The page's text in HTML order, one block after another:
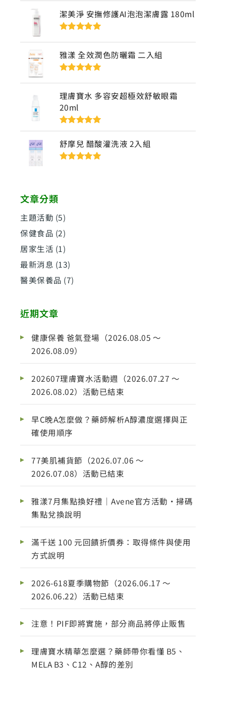
5
潔美淨 安撫修護AI泡泡潔膚露 180ml
5
雅漾 全效潤色防曬霜 二入組
5
理膚寶水 多容安超極效舒敏眼霜
20ml
評分5滿分
5
舒摩兒 醋酸灌洗液 2入組
文章分類
主題活動 (5)
保健食品 (2)
居家生活 (1)
最新消息 (13)
醫美保養品 (7)
近期文章
健康保養 爸氣登場（2026.08.05 ～
2026.08.09）
202607理膚寶水活動週（2026.07.27 ～
2026.08.02）活動已結束
早C晚A怎麼做？藥師解析A醇濃度選擇與正
確使用順序
77美肌補貨節（2026.07.06 ～
2026.07.08）活動已結束
雅漾7月集點換好禮｜Avene官方活動・掃碼
集點兌換說明
滿千送 100 元回饋折價券：取得條件與使用
方式說明
2026-618夏季購物節（2026.06.17 ～
2026.06.22）活動已結束
注意！PIF即將實施，部分商品將停止販售
理膚寶水精華怎麼選？藥師帶你看懂 B5、
MELA B3、C12、A醇的差別